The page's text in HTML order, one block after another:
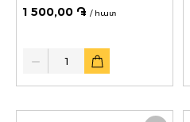
1 500,00 ֏ / հատ